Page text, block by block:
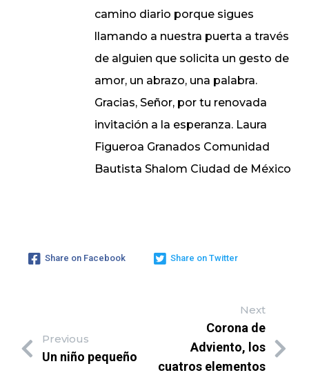
camino diario porque sigues
llamando a nuestra puerta a través
de alguien que solicita un gesto de
amor, un abrazo, una palabra.
Gracias, Señor, por tu renovada
invitación a la esperanza. Laura
Figueroa Granados Comunidad
Bautista Shalom Ciudad de México
Share on Facebook Share on Twitter
Previous
Un niño pequeño
Next
Corona de
Adviento, los
cuatros elementos